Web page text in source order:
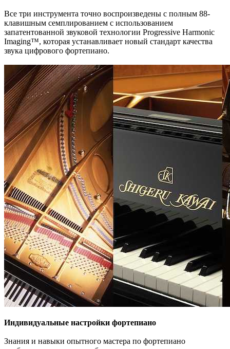
Все три инструмента точно воспроизведены с полным 88-
клавишным семплированием с использованием
запатентованной звуковой технологии Progressive Harmonic
Imaging™, которая устанавливает новый стандарт качества
звука цифрового фортепиано.
Индивидуальные настройки фортепиано
Знания и навыки опытного мастера по фортепиано